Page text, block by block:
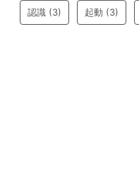
認識 (3) 起動 (3)